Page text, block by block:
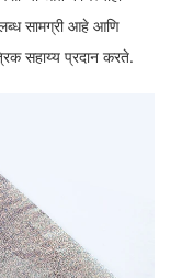
सामग्री आहे आणि
सहाय्य प्रदान करते.